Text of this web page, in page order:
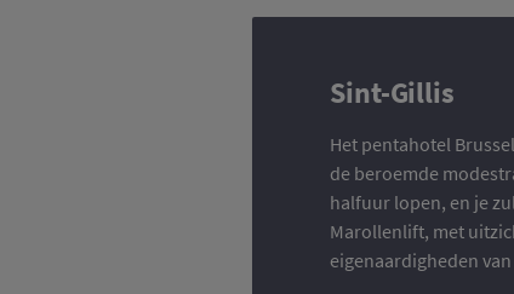
Sint-Gillis
Het pentahotel
de beroemde
halfuur lopen, en je
Marollenlift, met
eigenaardigheden